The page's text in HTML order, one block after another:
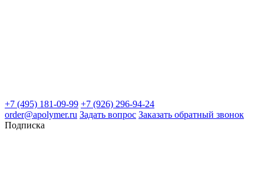
+7 (495) 181-09-99 +7 (926) 296-94-24
order@apolymer.ru Задать вопрос Заказать обратный звонок
Подписка